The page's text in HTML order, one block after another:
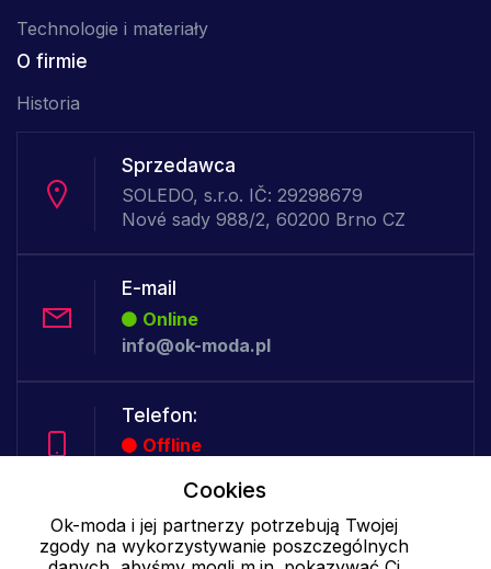
Technologie i materiały
O firmie
Historia
Sprzedawca
SOLEDO, s.r.o. IČ: 29298679
Nové sady 988/2, 60200 Brno CZ
E-mail
Online
info@ok-moda.pl
Telefon:
Offline
Cookies - szczegółowe ustawienia|Więcej informacji|Polityka
prywatności
Cookies
Ok-moda i jej partnerzy potrzebują Twojej
zgody na wykorzystywanie poszczególnych